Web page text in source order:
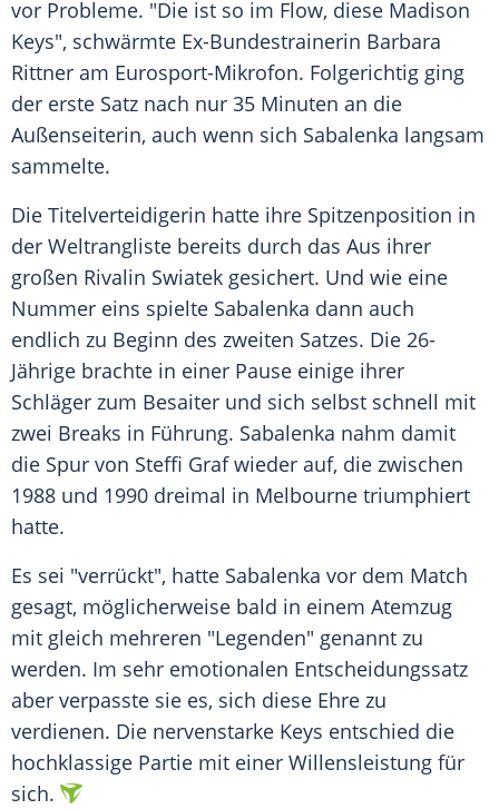
vor Probleme. "Die ist so im Flow, diese Madison
Keys", schwärmte Ex-Bundestrainerin Barbara
Rittner am Eurosport-Mikrofon. Folgerichtig ging
der erste Satz nach nur 35 Minuten an die
Außenseiterin, auch wenn sich Sabalenka langsam
sammelte.
Die Titelverteidigerin hatte ihre Spitzenposition in
der Weltrangliste bereits durch das Aus ihrer
großen Rivalin Swiatek gesichert. Und wie eine
Nummer eins spielte Sabalenka dann auch
endlich zu Beginn des zweiten Satzes. Die 26-
Jährige brachte in einer Pause einige ihrer
Schläger zum Besaiter und sich selbst schnell mit
zwei Breaks in Führung. Sabalenka nahm damit
die Spur von Steffi Grafwieder auf, die zwischen
1988 und 1990 dreimal in Melbourne triumphiert
hatte.
Es sei "verrückt", hatte Sabalenka vor dem Match
gesagt, möglicherweise bald in einem Atemzug
mit gleich mehreren "Legenden" genannt zu
werden. Im sehr emotionalen Entscheidungssatz
aber verpasste sie es, sich diese Ehre zu
verdienen. Die nervenstarke Keys entschied die
hochklassige Partie mit einer Willensleistung für
sich.